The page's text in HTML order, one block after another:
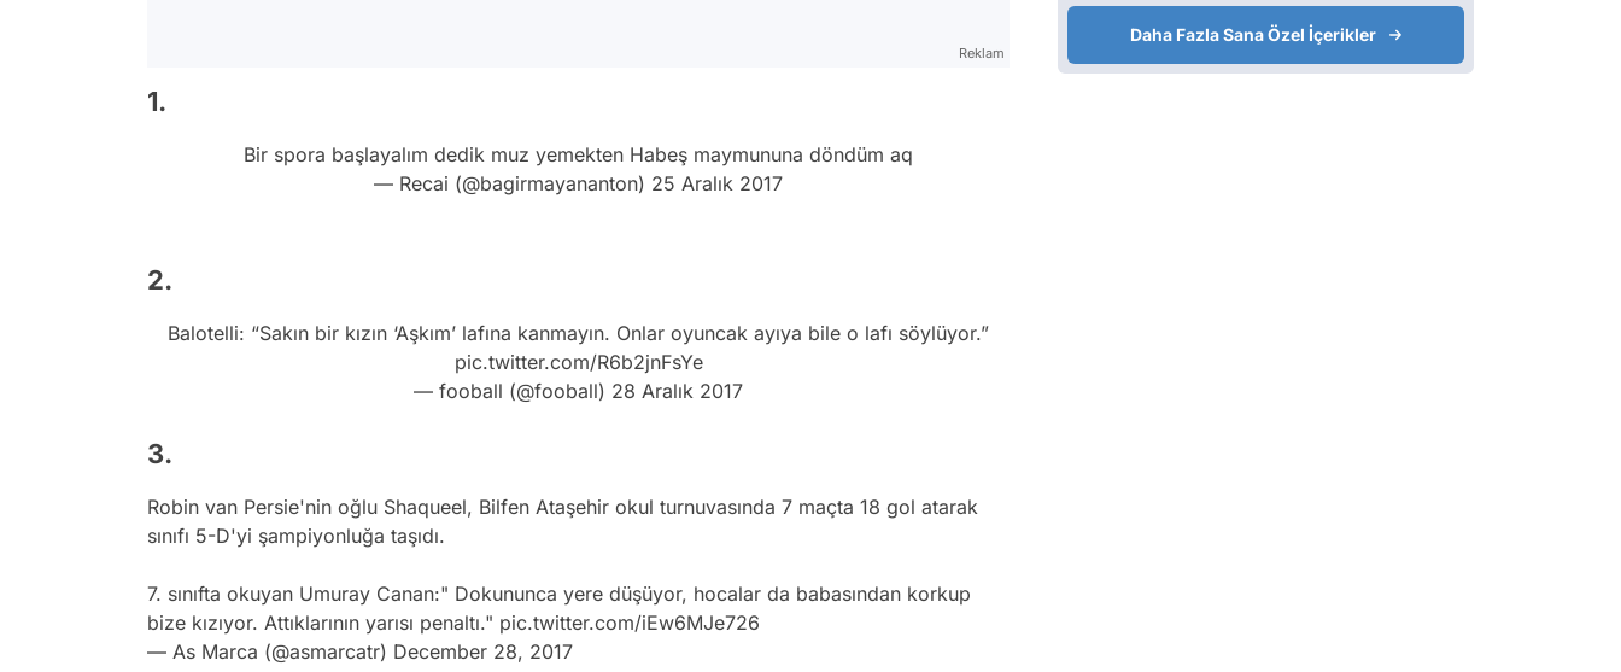
Reklam
1.
Bir spora başlayalım dedik muz yemekten Habeş maymununa döndüm aq
— Recai (@bagirmayananton) 25 Aralık 2017
2.
Balotelli: “Sakın bir kızın ‘Aşkım’ lafına kanmayın. Onlar oyuncak ayıya bile o lafı söylüyor.”
pic.twitter.com/R6b2jnFsYe
— fooball (@fooball) 28 Aralık 2017
3.
Robin van Persie'nin oğlu Shaqueel, Bilfen Ataşehir okul turnuvasında 7 maçta 18 gol atarak
sınıfı 5-D'yi şampiyonluğa taşıdı.
7. sınıfta okuyan Umuray Canan:" Dokununca yere düşüyor, hocalar da babasından korkup
bize kızıyor. Attıklarının yarısı penaltı." pic.twitter.com/iEw6MJe726
— As Marca (@asmarcatr) December 28, 2017
Daha Fazla Sana Özel İçerikler